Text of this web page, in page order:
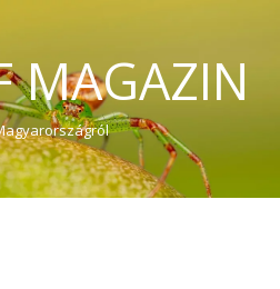
MAGAZIN